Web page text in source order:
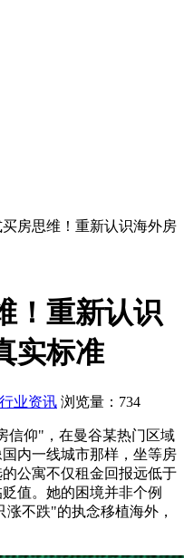
房思维！重新认识海外房
！重新认识
实标准
行业资讯 浏览量：734
信仰"，在曼谷某热门区域
内一线城市那样，坐等房
公寓不仅租金回报远低于
值。她的困境并非个例
不跌"的执念移植海外，